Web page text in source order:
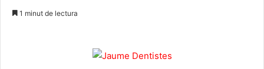
1 minut de lectura